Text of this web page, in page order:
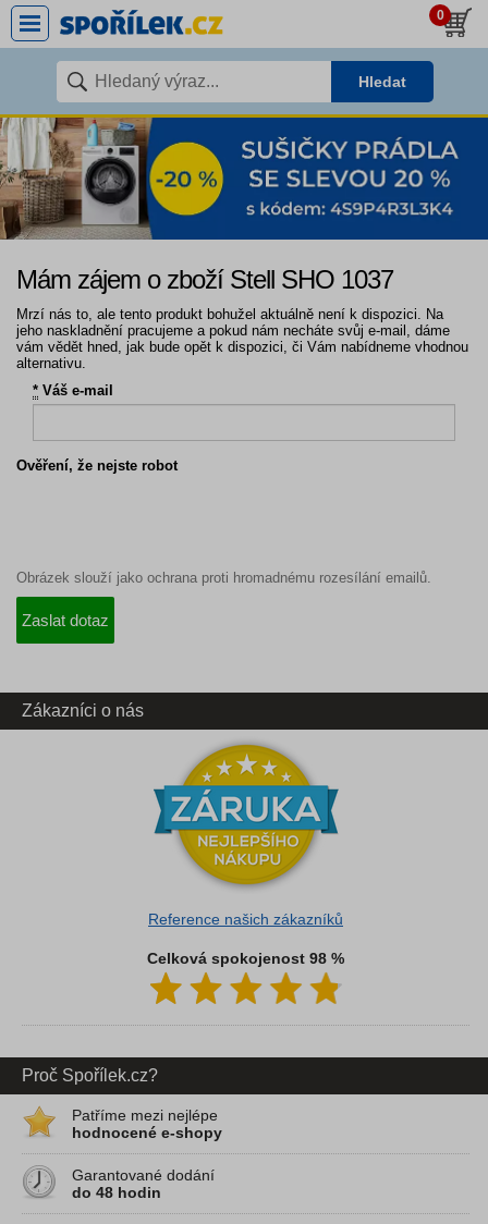
0
Hledat
Mám zájem o zboží Stell SHO 1037
Mrzí nás to, ale tento produkt bohužel aktuálně není k dispozici. Na
jeho naskladnění pracujeme a pokud nám necháte svůj e-mail, dáme
vám vědět hned, jak bude opět k dispozici, či Vám nabídneme vhodnou
alternativu.
* Váš e-mail
Ověření, že nejste robot
Obrázek slouží jako ochrana proti hromadnému rozesílání emailů.
Zákazníci o nás
Reference našich zákazníků
Celková spokojenost 98 %
Proč Spořílek.cz?
Patříme mezi nejlépe
hodnocené e-shopy
Garantované dodání
do 48 hodin